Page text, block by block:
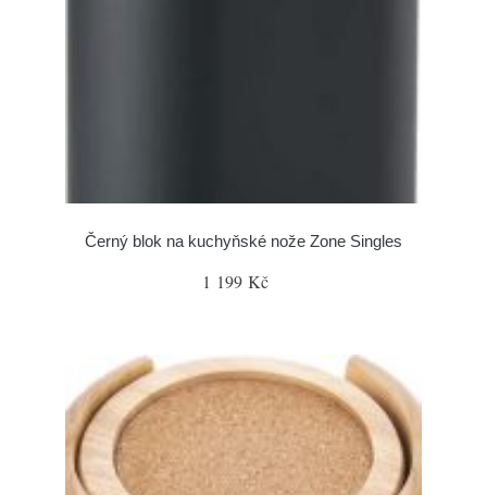
Černý blok na kuchyňské nože Zone Singles
1 199 Kč